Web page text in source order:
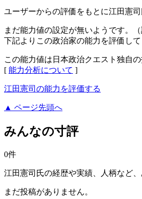
ユーザーからの評価をもとに江田憲
まだ能力値の設定が無いようです。
下記よりこの政治家の能力を評価して
この能力値は日本政治クエスト独自
[ 能力分析について ]
江田憲司の能力を評価する
▲ ページ先頭へ
みんなの寸評
0件
江田憲司氏の経歴や実績、人柄など
まだ投稿がありません。